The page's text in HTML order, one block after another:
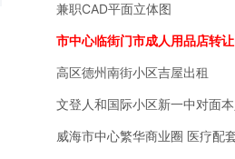
兼职CAD平面立体图
市中心临街门市成人用品店转让
高区德州南街小区吉屋出租